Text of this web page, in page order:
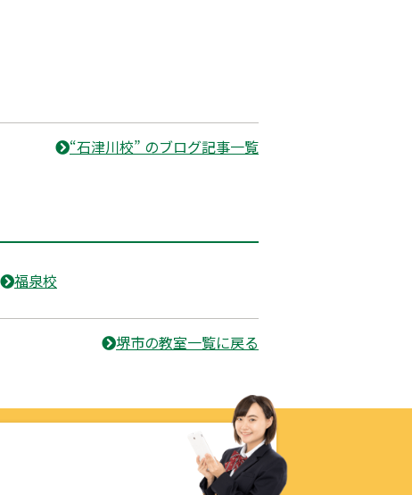
“石津川校” のブログ記事一覧
福泉校
堺市の教室一覧に戻る